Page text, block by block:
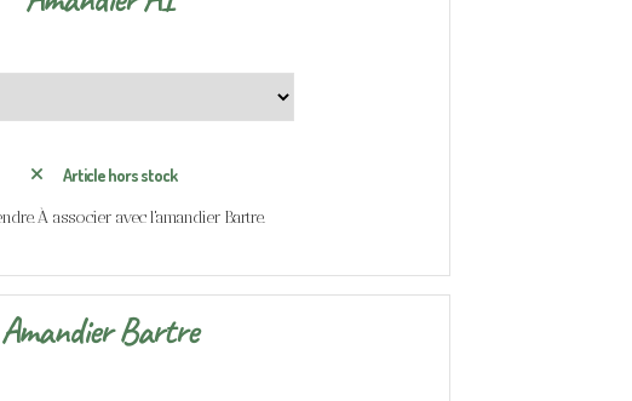
À associer avec l'amandier Bartre.
Article hors stock
Amandier Bartre